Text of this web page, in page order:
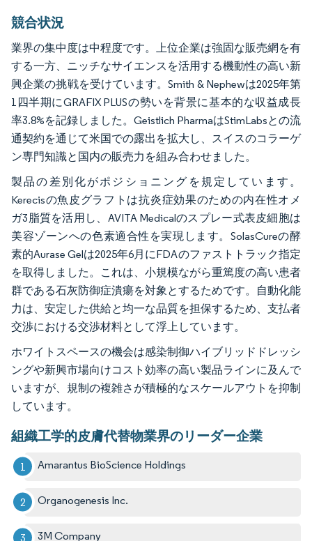
競合状況
業界の集中度は中程度です。上位企業は強固な販売網を有
する一方、ニッチなサイエンスを活用する機動性の高い新
興企業の挑戦を受けています。Smith & Nephewは2025年第
1四半期にGRAFIX PLUSの勢いを背景に基本的な収益成長
率3.8%を記録しました。Geistlich PharmaはStimLabsとの流
通契約を通じて米国での露出を拡大し、スイスのコラーゲ
ン専門知識と国内の販売力を組み合わせました。
製品の差別化がポジショニングを規定しています。
Kerecisの魚皮グラフトは抗炎症効果のための内在性オメ
ガ3脂質を活用し、AVITA Medicalのスプレー式表皮細胞は
美容ゾーンへの色素適合性を実現します。SolasCureの酵
素的Aurase Gelは2025年6月にFDAのファストトラック指定
を取得しました。これは、小規模ながら重篤度の高い患者
群である石灰防御症潰瘍を対象とするためです。自動化能
力は、安定した供給と均一な品質を担保するため、支払者
交渉における交渉材料として浮上しています。
ホワイトスペースの機会は感染制御ハイブリッドドレッシ
ングや新興市場向けコスト効率の高い製品ラインに及んで
いますが、規制の複雑さが積極的なスケールアウトを抑制
しています。
組織工学的皮膚代替物業界のリーダー企業
Amarantus BioScience Holdings
Organogenesis Inc.
3M Company